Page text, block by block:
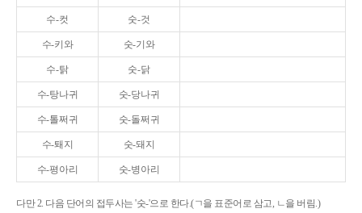
수-컷 숫-것
수-키와 숫-기와
수-탉 숫-닭
수-탕나귀 숫-당나귀
수-톨쩌귀 숫-돌쩌귀
수-퇘지 숫-돼지
수-평아리 숫-병아리
다만 2. 다음 단어의 접두사는 '숫-'으로 한다.(ㄱ을 표준어로 삼고, ㄴ을 버림.)